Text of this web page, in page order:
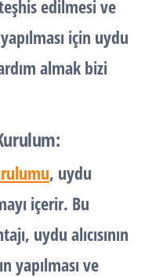
edilmesi ve
için uydu
almak bizi
, uydu
içerir. Bu
uydu alıcısının
yapılması ve